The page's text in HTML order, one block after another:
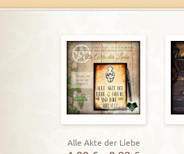
Alle Akte der Liebe